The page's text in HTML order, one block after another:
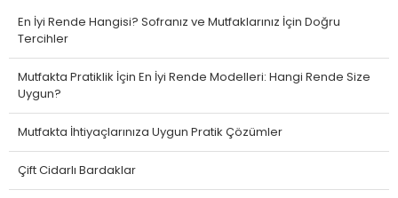
En İyi Rende Hangisi? Sofranız ve Mutfaklarınız İçin Doğru
Tercihler
Mutfakta Pratiklik İçin En İyi Rende Modelleri: Hangi Rende Size
Uygun?
Mutfakta İhtiyaçlarınıza Uygun Pratik Çözümler
Çift Cidarlı Bardaklar